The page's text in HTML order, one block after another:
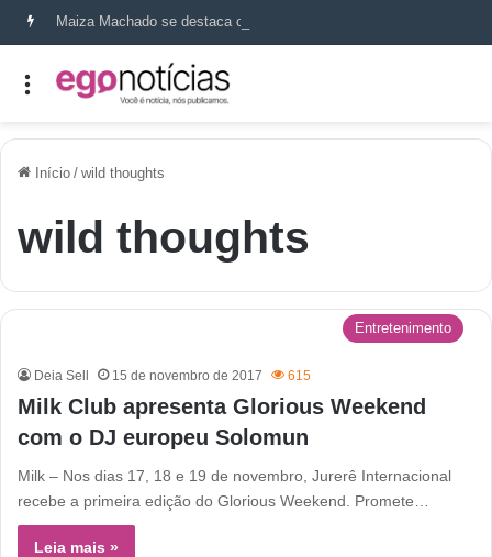
Início / wild thoughts
wild thoughts
Entretenimento
Deia Sell 15 de novembro de 2017 615
Milk Club apresenta Glorious Weekend
com o DJ europeu Solomun
Milk – Nos dias 17, 18 e 19 de novembro, Jurerê Internacional
recebe a primeira edição do Glorious Weekend. Promete…
Leia mais »